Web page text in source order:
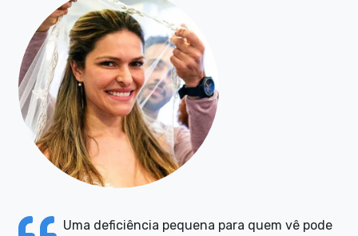
Uma deficiência pequena para quem vê pode